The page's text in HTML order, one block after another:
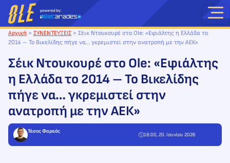
Μετάβαση
στο
περιεχόμενο
Αρχική > ΣΥΝΕΝΤΕΥΞΕΙΣ > Σέικ Ντουκουρέ στο Ole: «Εφιάλτης η Ελλάδα το
2014 – Το Βικελίδης πήγε να… γκρεμιστεί στην ανατροπή με την ΑΕΚ»
Σέικ Ντουκουρέ στο Ole: «Εφιάλτης
η Ελλάδα το 2014 – Το Βικελίδης
πήγε να… γκρεμιστεί στην
ανατροπή με την ΑΕΚ»
Τάσος Φαραός
18:00, 20. Ιουνίου 2026